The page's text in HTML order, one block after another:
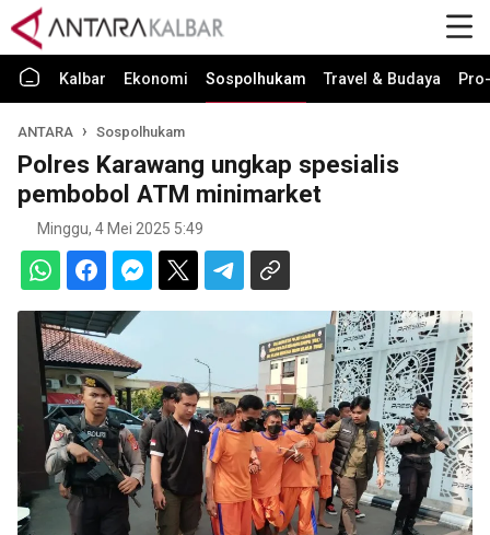
Kalbar Ekonomi Sospolhukam Travel & Budaya
ANTARA Sospolhukam
Polres Karawang ungkap spesialis
pembobol ATM minimarket
Minggu, 4 Mei 2025 5:49